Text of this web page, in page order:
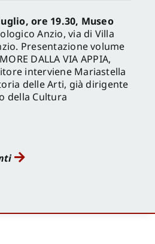
ore 19.30, Museo
Anzio, via di Villa
Presentazione volume
DALLA VIA APPIA,
interviene Mariastella
delle Arti, già dirigente
della Cultura